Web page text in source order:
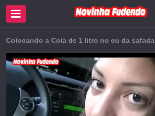
Colocando a Cola de 1 litro no cu da safada